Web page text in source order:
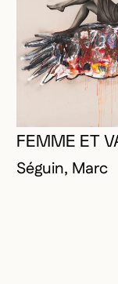
FEMME ET
Séguin, Marc